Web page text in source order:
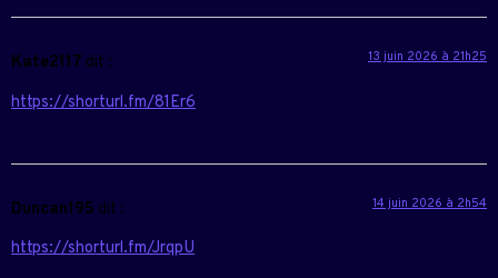
Kate2117 dit : 13 juin 2026 à 21h25
https://shorturl.fm/81Er6
Duncan195 dit : 14 juin 2026 à 2h54
https://shorturl.fm/JrqpU